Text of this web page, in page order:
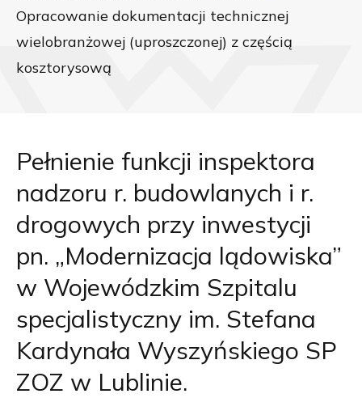
Opracowanie dokumentacji technicznej
wielobranżowej (uproszczonej) z częścią
kosztorysową
Pełnienie funkcji inspektora
nadzoru r. budowlanych i r.
drogowych przy inwestycji
pn. „Modernizacja lądowiska”
w Wojewódzkim Szpitalu
specjalistyczny im. Stefana
Kardynała Wyszyńskiego SP
ZOZ w Lublinie.